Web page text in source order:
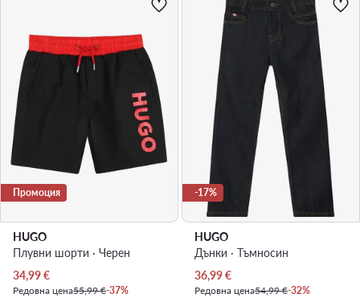
Промоция
HUGO
Плувни шорти · Черен
Актуална цена
34,99€
Редовна цена55,99 €-37%
-17%
HUGO
Дънки · Тъмносин
Актуална цена
36,99€
Редовна цена54,99 €-32%